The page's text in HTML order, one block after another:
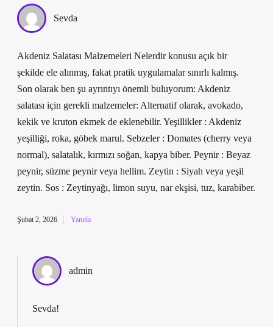
Sevda
Akdeniz Salatası Malzemeleri Nelerdir konusu açık bir
şekilde ele alınmış, fakat pratik uygulamalar sınırlı kalmış.
Son olarak ben şu ayrıntıyı önemli buluyorum: Akdeniz
salatası için gerekli malzemeler: Alternatif olarak, avokado,
kekik ve kruton ekmek de eklenebilir. Yeşillikler : Akdeniz
yeşilliği, roka, göbek marul. Sebzeler : Domates (cherry veya
normal), salatalık, kırmızı soğan, kapya biber. Peynir : Beyaz
peynir, süzme peynir veya hellim. Zeytin : Siyah veya yeşil
zeytin. Sos : Zeytinyağı, limon suyu, nar ekşisi, tuz, karabiber.
Şubat 2, 2026 Yanıtla
admin
Sevda!